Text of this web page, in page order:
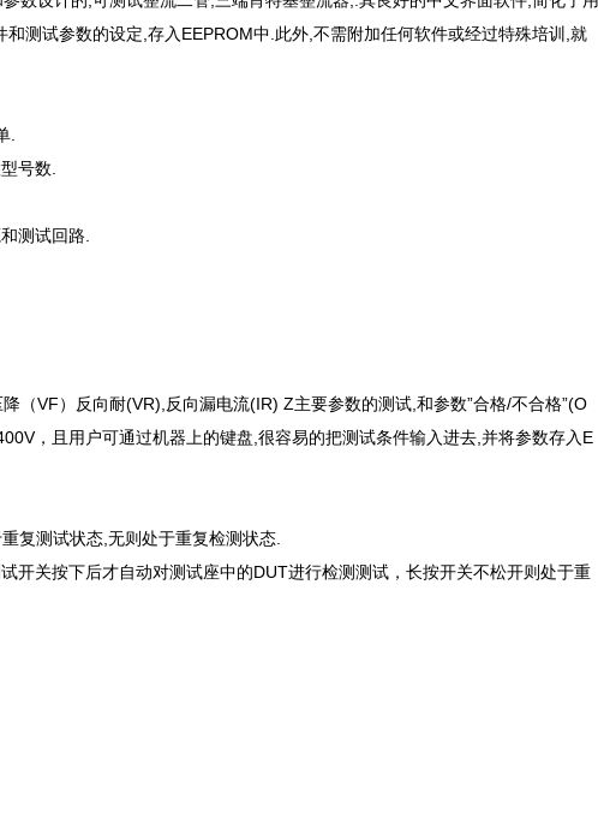
测试参数的设定,存入EEPROM中.此外,不需附加任何软件或经过特殊培训,就
.
号数.
测试回路.
（VF）反向耐(VR),反向漏电流(IR) Z主要参数的测试,和参数”合格/不合格”(O
，且用户可通过机器上的键盘,很容易的把测试条件输入进去,并将参数存入E
复测试状态,无则处于重复检测状态.
开关按下后才自动对测试座中的DUT进行检测测试，长按开关不松开则处于重